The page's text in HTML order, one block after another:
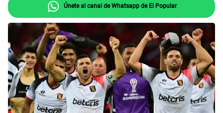
Únete al canal de Whatsapp de El Popular